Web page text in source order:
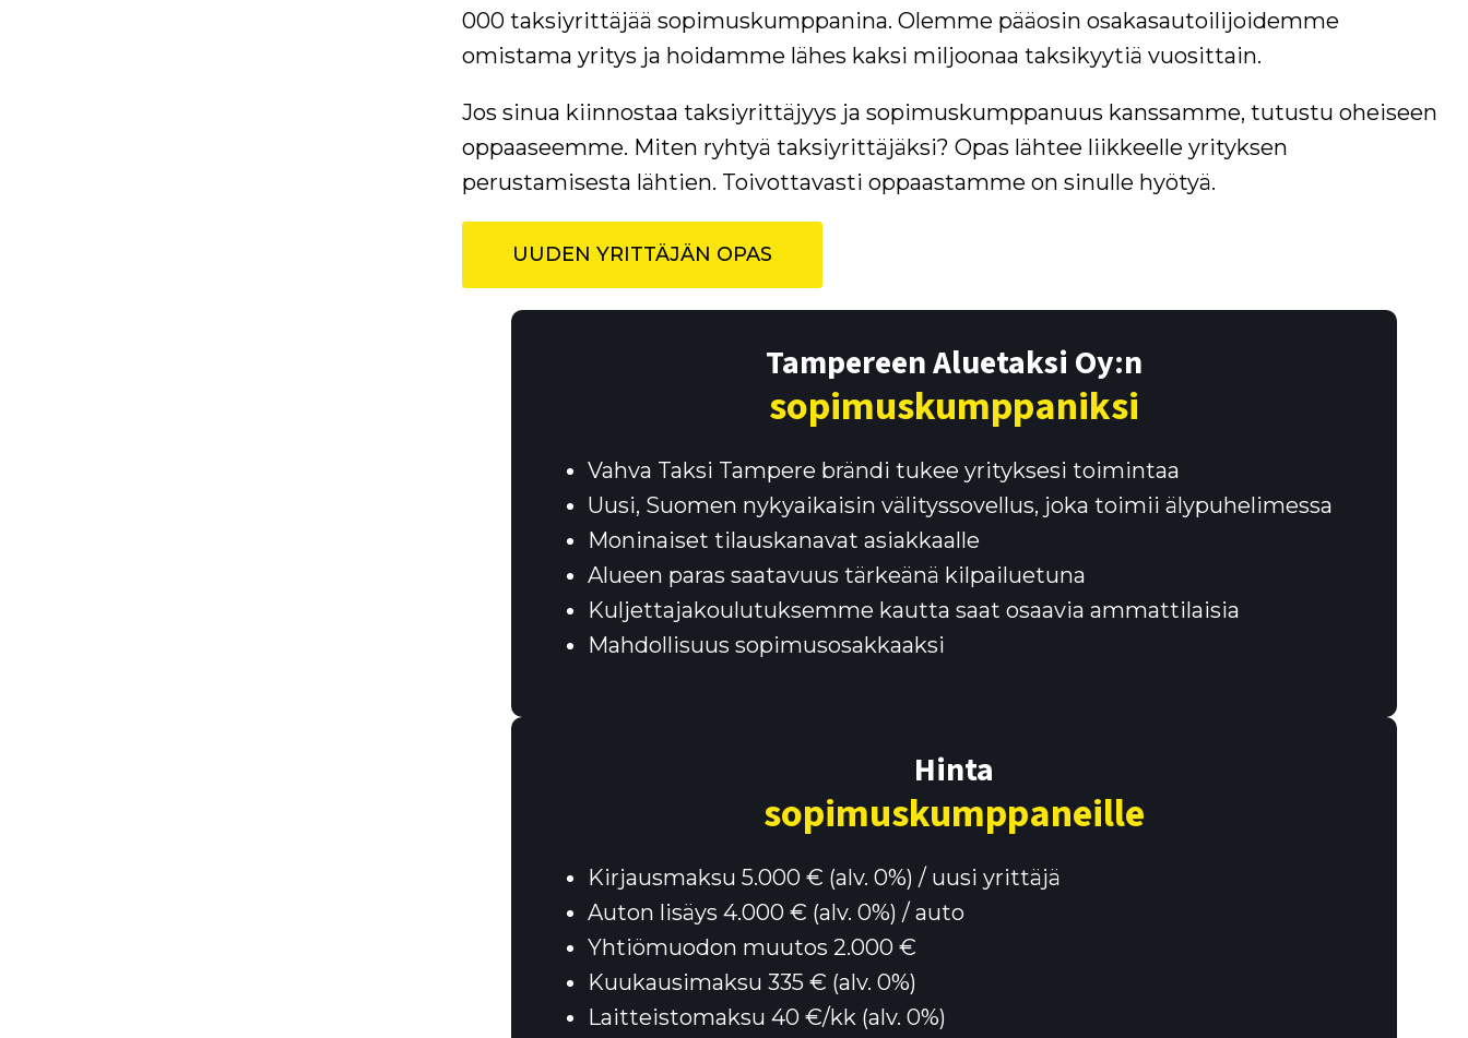
000 taksiyrittäjää sopimuskumppanina. Olemme pääosin osakasautoilijoidemme
omistama yritys ja hoidamme lähes kaksi miljoonaa taksikyytiä vuosittain.
Jos sinua kiinnostaa taksiyrittäjyys ja sopimuskumppanuus kanssamme, tutustu oheiseen
oppaaseemme. Miten ryhtyä taksiyrittäjäksi? Opas lähtee liikkeelle yrityksen
perustamisesta lähtien. Toivottavasti oppaastamme on sinulle hyötyä.
UUDEN YRITTÄJÄN OPAS
Tampereen Aluetaksi Oy:n
sopimus­kumppaniksi
Vahva Taksi Tampere brändi tukee yrityksesi toimintaa
Uusi, Suomen nykyaikaisin välityssovellus, joka toimii älypuhelimessa
Moninaiset tilauskanavat asiakkaalle
Alueen paras saatavuus tärkeänä kilpailuetuna
Kuljettajakoulutuksemme kautta saat osaavia ammattilaisia
Mahdollisuus sopimusosakkaaksi
Hinta
sopimus­kumppaneille
Kirjausmaksu 5.000 € (alv. 0%) / uusi yrittäjä
Auton lisäys 4.000 € (alv. 0%) / auto
Yhtiömuodon muutos 2.000 €
Kuukausimaksu 335 € (alv. 0%)
Laitteistomaksu 40 €/kk (alv. 0%)